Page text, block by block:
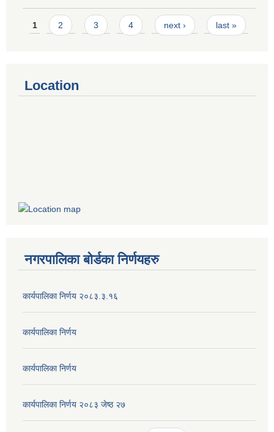
Pages
1 2 3 4 next › last »
Location
नगरपालिका बोर्डका निर्णयहरु
कार्यपालिका निर्णय २०८३.३.१६
कार्यपालिका निर्णय
कार्यपालिका निर्णय
कार्यपालिका निर्णय २०८३ जेष्ठ २७